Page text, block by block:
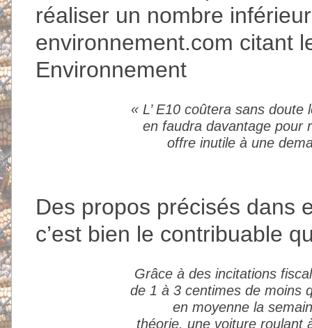
réaliser un nombre
environnement.com citant
Environnement
« L’ E10 coûtera sans
en faudra davantage pour
offre inutile à une
Des propos précisés dans
c’est bien le contribuable
Grâce à des incitations
de 1 à 3 centimes de moins
en moyenne la
théorie, une voiture roulant